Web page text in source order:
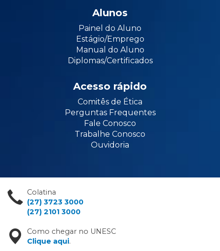
Alunos
Painel do Aluno
Estágio/Emprego
Manual do Aluno
Diplomas/Certificados
Acesso rápido
Comitês de Ética
Perguntas Frequentes
Fale Conosco
Trabalhe Conosco
Ouvidoria
Colatina
(27) 3723 3000
(27) 2101 3000
Como chegar no UNESC
Clique aqui.